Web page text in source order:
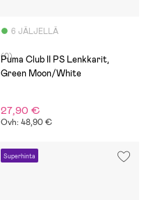
6 JÄLJELLÄ
(0)
Puma Club II PS Lenkkarit,
Green Moon/White
27,90 €
Ovh: 48,90 €
Superhinta